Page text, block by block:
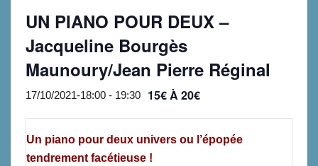
UN PIANO POUR DEUX –
Jacqueline Bourgès
Maunoury/Jean Pierre Réginal
17/10/2021-18:00 - 19:30 15€ À 20€
Un piano pour deux univers ou l’épopée
tendrement facétieuse !